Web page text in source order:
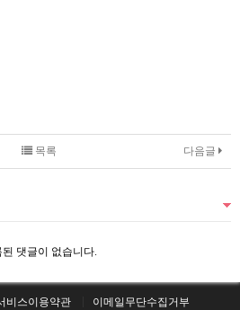
다음글
목록
된 댓글이 없습니다.
비스이용약관 이메일무단수집거부